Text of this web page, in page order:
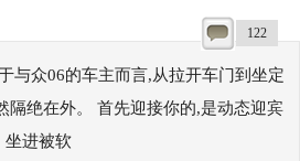
122
众06的车主而言,从拉开车门到坐定
隔绝在外。 首先迎接你的,是动态迎宾
坐进被软